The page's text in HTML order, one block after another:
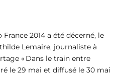
2014 a été décerné, le
Lemaire, journaliste à
« Dans le train entre
le 29 mai et diffusé le 30 mai